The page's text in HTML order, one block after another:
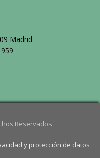
Madrid
Reservados
y protección de datos